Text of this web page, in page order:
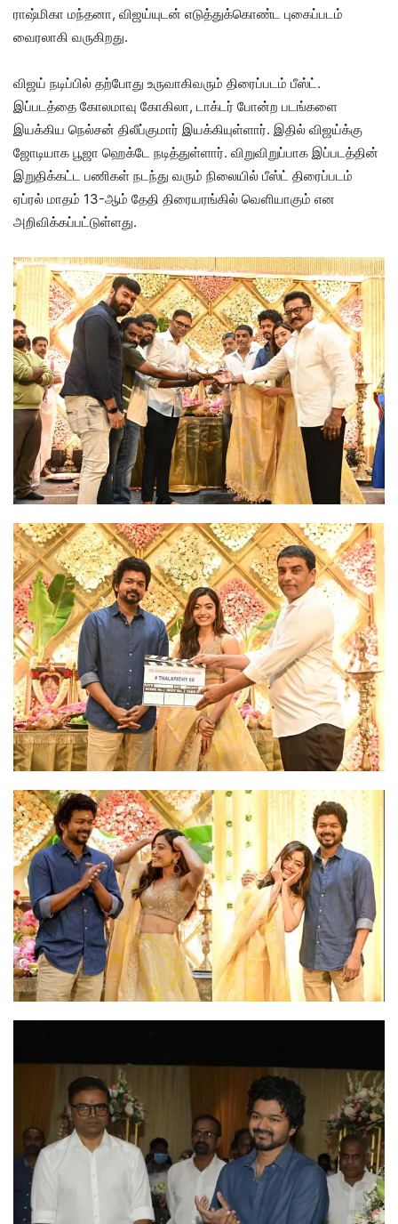
ராஷ்மிகா மந்தனா, விஜய்யுடன் எடுத்துக்கொண்ட புகைப்படம்
வைரலாகி வருகிறது.
விஜய் நடிப்பில் தற்போது உருவாகிவரும் திரைப்படம் பீஸ்ட்.
இப்படத்தை கோலமாவு கோகிலா, டாக்டர் போன்ற படங்களை
இயக்கிய நெல்சன் திலீப்குமார் இயக்கியுள்ளார். இதில் விஜய்க்கு
ஜோடியாக பூஜா ஹெக்டே நடித்துள்ளார். விறுவிறுப்பாக இப்படத்தின்
இறுதிக்கட்ட பணிகள் நடந்து வரும் நிலையில் பீஸ்ட் திரைப்படம்
ஏப்ரல் மாதம் 13-ஆம் தேதி திரையரங்கில் வெளியாகும் என
அறிவிக்கப்பட்டுள்ளது.